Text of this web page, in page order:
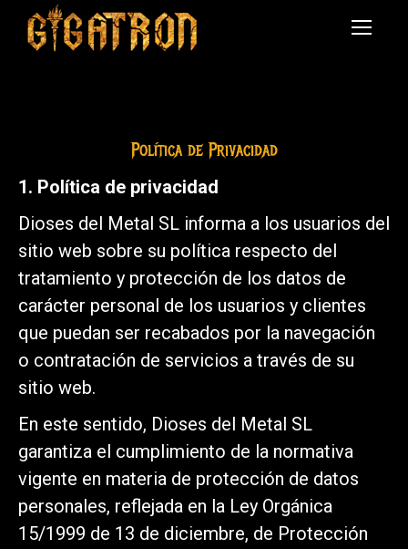
Política de Privacidad
1. Política de privacidad
Dioses del Metal SL informa a los usuarios del
sitio web sobre su política respecto del
tratamiento y protección de los datos de
carácter personal de los usuarios y clientes
que puedan ser recabados por la navegación
o contratación de servicios a través de su
sitio web.
En este sentido, Dioses del Metal SL
garantiza el cumplimiento de la normativa
vigente en materia de protección de datos
personales, reflejada en la Ley Orgánica
15/1999 de 13 de diciembre, de Protección